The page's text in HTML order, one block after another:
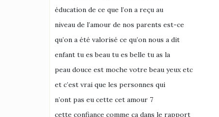
éducation de ce que l’on a reçu au
niveau de l’amour de nos parents est-ce
qu’on a été valorisé ce qu’on nous a dit
enfant tu es beau tu es belle tu as la
peau douce est moche votre beau yeux etc
et c’est vrai que les personnes qui
n’ont pas eu cette cet amour 7
cette confiance comme ça dans le rapport